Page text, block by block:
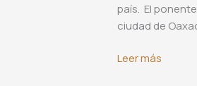
país. El
ciudad de
Conferencia
Leer más